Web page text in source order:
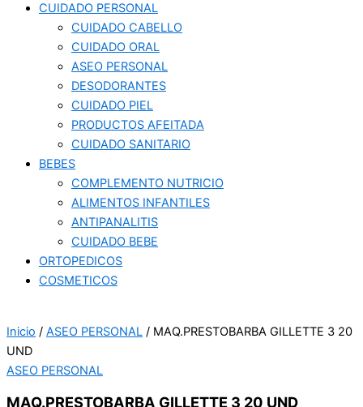
CUIDADO PERSONAL
CUIDADO CABELLO
CUIDADO ORAL
ASEO PERSONAL
DESODORANTES
CUIDADO PIEL
PRODUCTOS AFEITADA
CUIDADO SANITARIO
BEBES
COMPLEMENTO NUTRICIO
ALIMENTOS INFANTILES
ANTIPANALITIS
CUIDADO BEBE
ORTOPEDICOS
COSMETICOS
Inicio / ASEO PERSONAL / MAQ.PRESTOBARBA GILLETTE 3 20
UND
ASEO PERSONAL
MAQ.PRESTOBARBA GILLETTE 3 20 UND